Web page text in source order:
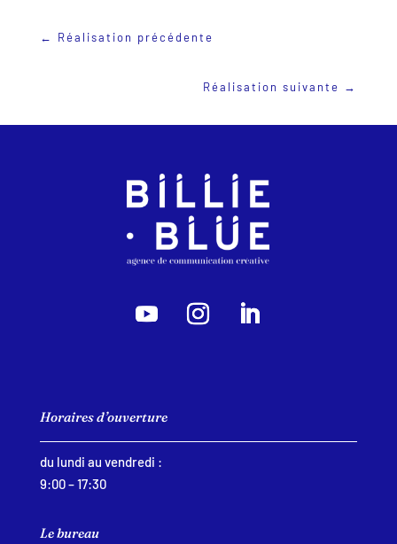
← Réalisation précédente
Réalisation suivante →
Horaires d’ouverture
du lundi au vendredi :
9:00 – 17:30
Le bureau